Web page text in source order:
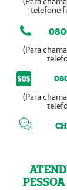
telefone
(Para
(Para